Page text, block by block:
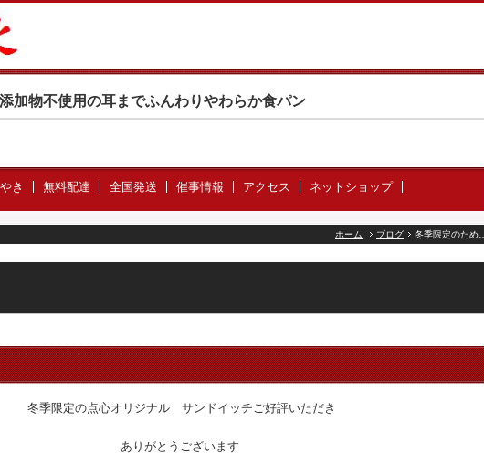
加物不使用の耳までふんわりやわらか食パン
き 無料配達 全国発送 催事情報 アクセス ネットショップ
ホーム ブログ 冬季限定のため…
冬季限定の点心オリジナル サンドイッチご好評いただき
ありがとうございます